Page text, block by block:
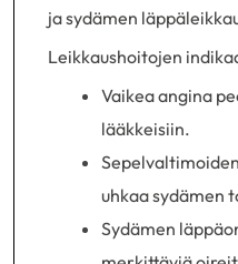
ja sydämen
Leikkaushoitojen
Vaikea angina
lääkkeisiin.
uhkaa sydämen
Sydämen